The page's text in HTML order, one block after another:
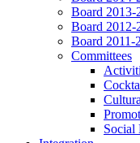
Board 2013-
Board 2012-
Board 2011-
Committees
Social